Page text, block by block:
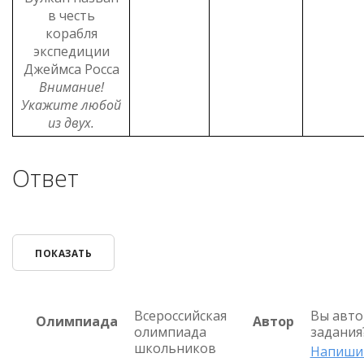
в честь
корабля
экспедиции
Джеймса Росса
Внимание!
Укажите любой
из двух.
Ответ
ПОКАЗАТЬ
Олимпиада
Всероссийская
олимпиада
школьников
Автор
Вы